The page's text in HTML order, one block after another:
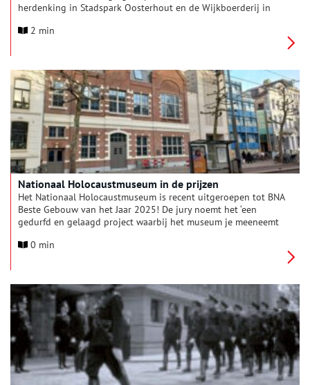
herdenking in Stadspark Oosterhout en de Wijkboerderij in
van harte welkom. Op 15 augustus herdenkt Nederland de
een einde kwam. Tijdens de plechtigheid worden alle
slachtoffers van de Japanse bezetting in Zuid-Oost Azië
herdacht.
2 min
Nationaal Holocaustmuseum in de prijzen
Het Nationaal Holocaustmuseum is recent uitgeroepen tot BNA
Beste Gebouw van het Jaar 2025! De jury noemt het ‘een
gedurfd en gelaagd project waarbij het museum je meeneemt
0 min